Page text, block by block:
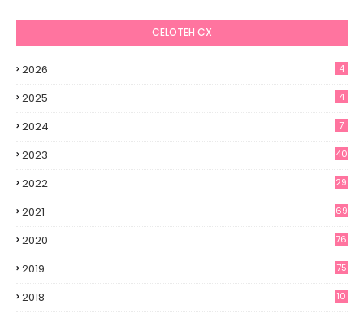
CELOTEH CX
2026 4
2025 4
2024 7
2023 40
2022 29
2021 69
2020 76
2019 75
2018 10